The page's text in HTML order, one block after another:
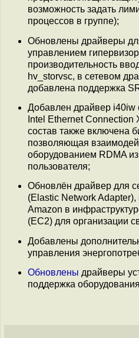
возможность задать
процессов в группе);
Обновлены драйверы
управлением
производительность
hv_storvsc, в сетевом
добавлена поддержка
Добавлен драйвер i40iw
Intel Ethernet
состав также включена
позволяющая
оборудованием RDMA
пользователя;
Обновлён драйвер для
(Elastic Network
Amazon в
(EC2) для организации
Добавлены
управления
Обновлены драйверы
поддержка